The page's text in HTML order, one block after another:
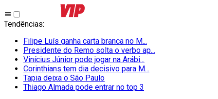
Tendências:
Filipe Luís ganha carta branca no M...
Presidente do Remo solta o verbo ap...
Vinícius Júnior pode jogar na Arábi...
Corinthians tem dia decisivo para M...
Tapia deixa o São Paulo
Thiago Almada pode entrar no top 3